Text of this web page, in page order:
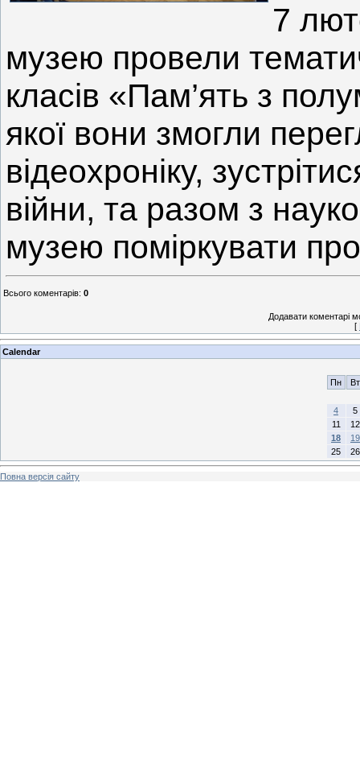
7
музею провели
класів «Пам’ять з
якої вони змогли
відеохроніку,
війни, та разом з
музею поміркувати про
Всього коментарів: 0
Додавати коментарі
[
Calendar
Пн Вт
4
5
11
12
18
19
25
26
Повна версія сайту